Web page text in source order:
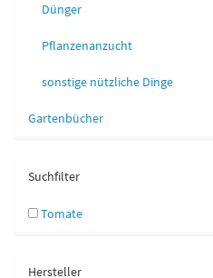
Dünger
Pflanzenanzucht
sonstige nützliche Dinge
Gartenbücher
Suchfilter
Tomate
Hersteller